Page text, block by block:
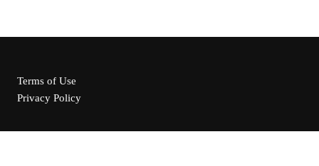
Terms of Use
Privacy Policy